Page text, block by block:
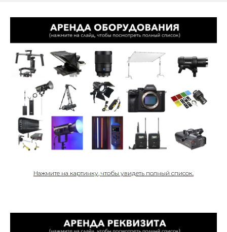
Нажмите на картинку, чтобы увидеть полный список.